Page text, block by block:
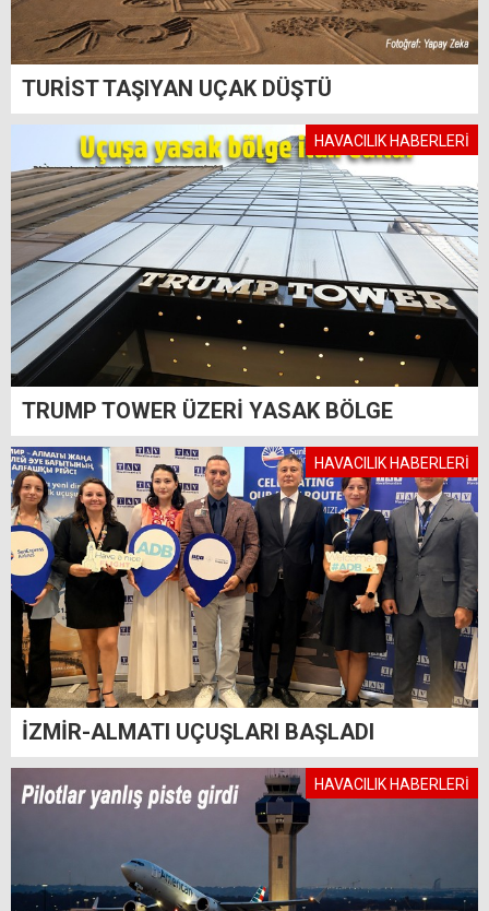
TURİST TAŞIYAN UÇAK DÜŞTÜ
HAVACILIK HABERLERİ
TRUMP TOWER ÜZERİ YASAK BÖLGE
HAVACILIK HABERLERİ
İZMİR-ALMATI UÇUŞLARI BAŞLADI
HAVACILIK HABERLERİ